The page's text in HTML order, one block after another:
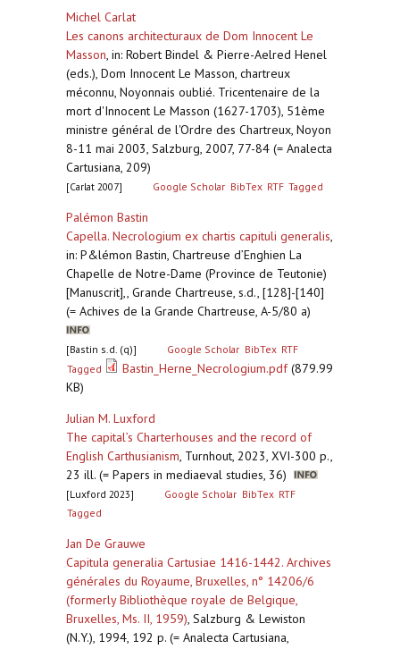
Michel Carlat
Les canons architecturaux de Dom Innocent Le
Masson, in: Robert Bindel & Pierre-Aelred Henel
(eds.), Dom Innocent Le Masson, chartreux
méconnu, Noyonnais oublié. Tricentenaire de la
mort d'Innocent Le Masson (1627-1703), 51ème
ministre général de l'Ordre des Chartreux, Noyon
8-11 mai 2003, Salzburg, 2007, 77-84 (= Analecta
Cartusiana, 209)
[Carlat 2007] Google Scholar BibTex RTF Tagged
Palémon Bastin
Capella. Necrologium ex chartis capituli generalis,
in: P&lémon Bastin, Chartreuse d’Enghien La
Chapelle de Notre-Dame (Province de Teutonie)
[Manuscrit],, Grande Chartreuse, s.d., [128]-[140]
(= Achives de la Grande Chartreuse, A-5/80 a)
[Bastin s.d. (q)] Google Scholar BibTex RTF
Tagged
Bastin_Herne_Necrologium.pdf(879.99
KB)
Julian M. Luxford
The capital’s Charterhouses and the record of
English Carthusianism, Turnhout, 2023, XVI-300 p.,
23 ill. (= Papers in mediaeval studies, 36)
[Luxford 2023] Google Scholar BibTex RTF
Tagged
Jan De Grauwe
Capitula generalia Cartusiae 1416-1442. Archives
générales du Royaume, Bruxelles, n° 14206/6
(formerly Bibliothèque royale de Belgique,
Bruxelles, Ms. II, 1959), Salzburg & Lewiston
(N.Y.), 1994, 192 p. (= Analecta Cartusiana,